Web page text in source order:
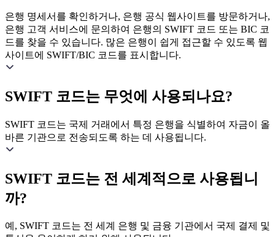
은행 명세서를 확인하거나, 은행 공식 웹사이트를 방문하거나,
은행 고객 서비스에 문의하여 은행의 SWIFT 코드 또는 BIC 코
드를 찾을 수 있습니다. 많은 은행이 쉽게 접근할 수 있도록 웹
사이트에 SWIFT/BIC 코드를 표시합니다.
SWIFT 코드는 무엇에 사용되나요?
SWIFT 코드는 국제 거래에서 특정 은행을 식별하여 자금이 올
바른 기관으로 전송되도록 하는 데 사용됩니다.
SWIFT 코드는 전 세계적으로 사용됩니
까?
예, SWIFT 코드는 전 세계 은행 및 금융 기관에서 국제 결제 및